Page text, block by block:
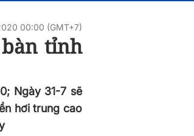
00:00 (GMT+7)
tỉnh
Ngày 31-7 sẽ
hơi trung cao